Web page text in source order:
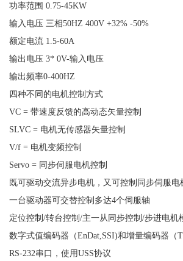
功率范围 0.75-45KW
输入电压 三相50HZ 400V +32% -50%
额定电流 1.5-60A
输出电压 3* 0V-输入电压
输出频率0-400HZ
四种不同的电机控制方式
VC = 带速度反馈的高动态矢量控制
SLVC = 电机无传感器矢量控制
V/f = 电机变频控制
Servo = 同步伺服电机控制
既可驱动交流异步电机，又可控制同步伺服电
一台驱动器可交替控制多达4个伺服轴
定位控制/转台控制/主一从同步控制/步进电机
数字式值编码器（EnDat,SSI)和增量编码器（
RS-232串口，使用USS协议